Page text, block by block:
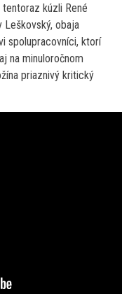
kúzli René
Leškovský, obaja
spolupracovníci, ktorí
na minuloročnom
priaznivý kritický